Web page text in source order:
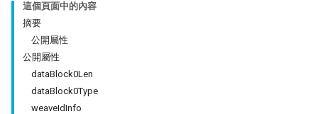
這個頁面中的內容
摘要
公開屬性
公開屬性
dataBlock0Len
dataBlock0Type
weaveIdInfo